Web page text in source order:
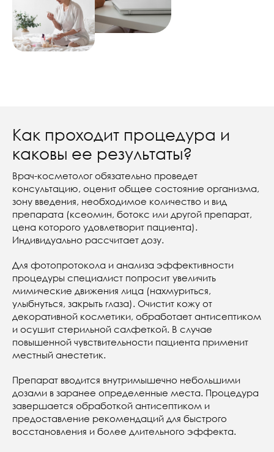
Как проходит процедура и
каковы ее результаты?
Врач-косметолог обязательно проведет
консультацию, оценит общее состояние организма,
зону введения, необходимое количество и вид
препарата (ксеомин, ботокс или другой препарат,
цена которого удовлетворит пациента).
Индивидуально рассчитает дозу.
Для фотопротокола и анализа эффективности
процедуры специалист попросит увеличить
мимические движения лица (нахмуриться,
улыбнуться, закрыть глаза). Очистит кожу от
декоративной косметики, обработает антисептиком
и осушит стерильной салфеткой. В случае
повышенной чувствительности пациента применит
местный анестетик.
Препарат вводится внутримышечно небольшими
дозами в заранее определенные места. Процедура
завершается обработкой антисептиком и
предоставление рекомендаций для быстрого
восстановления и более длительного эффекта.